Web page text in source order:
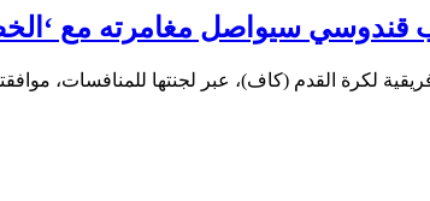
لكرة القدم (كاف)، عبر لجنتها للمنافسات،